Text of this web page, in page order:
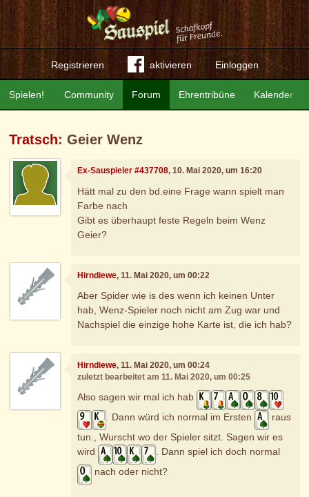
Registrieren aktivieren Einloggen
Community Forum Ehrentribüne Kalender
Spielen!
Tratsch: Geier Wenz
Ex-Sauspieler #437708, 10. Mai 2020, um 16:20
Hätt mal zu den bd.eine Frage wann spielt man
Farbe nach
Gibt es überhaupt feste Regeln beim Wenz
Geier?
Hirndiewe, 11. Mai 2020, um 00:22
Aber Spider wie is des wenn ich keinen Unter
hab, Wenz-Spieler noch nicht am Zug war und
Nachspiel die einzige hohe Karte ist, die ich hab?
Hirndiewe, 11. Mai 2020, um 00:24
zuletzt bearbeitet am 11. Mai 2020, um 00:25
Also sagen wir mal ich hab
. Dann würd ich normal im Ersten
raus
tun., Wurscht wo der Spieler sitzt. Sagen wir es
wird
. Dann spiel ich doch normal
nach oder nicht?